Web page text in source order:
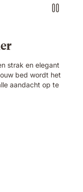
strak en elegant
bed wordt het
aandacht op te